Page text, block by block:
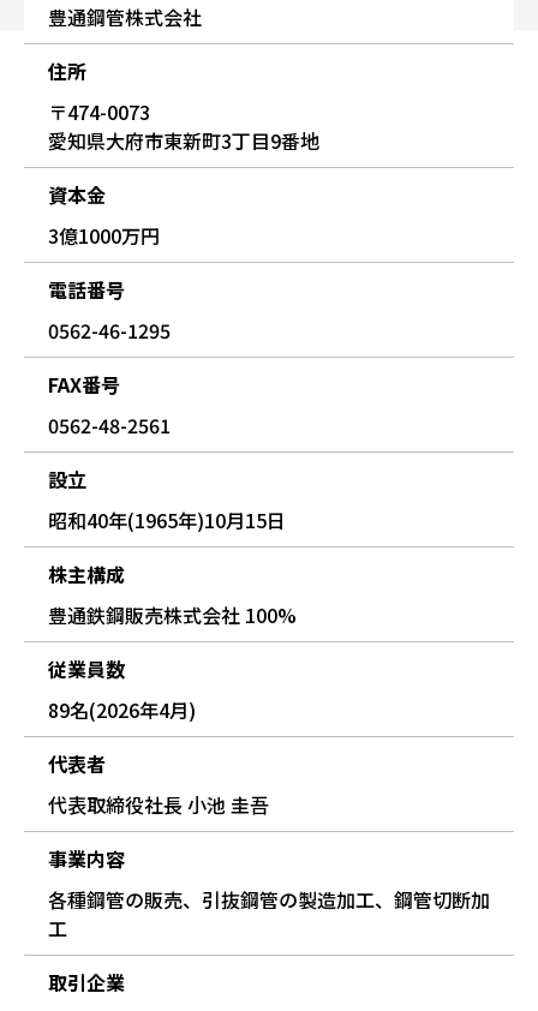
豊通鋼管株式会社
住所
〒474-0073
愛知県大府市東新町3丁目9番地
資本金
3億1000万円
電話番号
0562-46-1295
FAX番号
0562-48-2561
設立
昭和40年(1965年)10月15日
株主構成
豊通鉄鋼販売株式会社 100%
従業員数
89名(2026年4月)
代表者
代表取締役社長 小池 圭吾
事業内容
各種鋼管の販売、引抜鋼管の製造加工、鋼管切断加
工
取引企業